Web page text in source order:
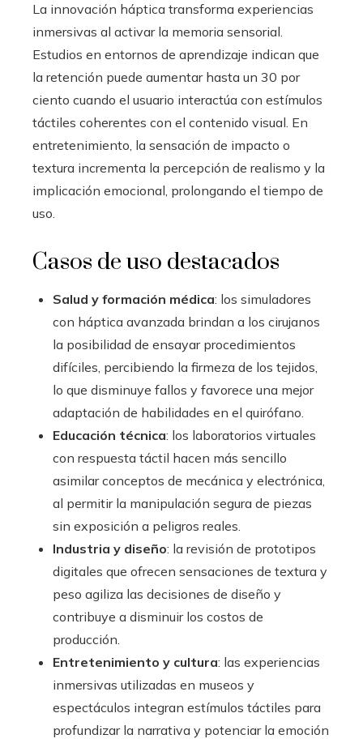
La innovación háptica transforma experiencias
inmersivas al activar la memoria sensorial.
Estudios en entornos de aprendizaje indican que
la retención puede aumentar hasta un 30 por
ciento cuando el usuario interactúa con estímulos
táctiles coherentes con el contenido visual. En
entretenimiento, la sensación de impacto o
textura incrementa la percepción de realismo y la
implicación emocional, prolongando el tiempo de
uso.
Casos de uso destacados
Salud y formación médica: los simuladores
con háptica avanzada brindan a los cirujanos
la posibilidad de ensayar procedimientos
difíciles, percibiendo la firmeza de los tejidos,
lo que disminuye fallos y favorece una mejor
adaptación de habilidades en el quirófano.
Educación técnica: los laboratorios virtuales
con respuesta táctil hacen más sencillo
asimilar conceptos de mecánica y electrónica,
al permitir la manipulación segura de piezas
sin exposición a peligros reales.
Industria y diseño: la revisión de prototipos
digitales que ofrecen sensaciones de textura y
peso agiliza las decisiones de diseño y
contribuye a disminuir los costos de
producción.
Entretenimiento y cultura: las experiencias
inmersivas utilizadas en museos y
espectáculos integran estímulos táctiles para
profundizar la narrativa y potenciar la emoción